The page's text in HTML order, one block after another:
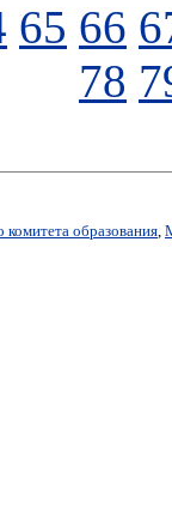
65 66
78
комитета образования,